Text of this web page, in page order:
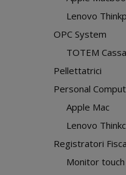
Lenovo
OPC System
TOTEM Cassa
Pellettatrici
Personal
Apple Mac
Lenovo
Registratori
Monitor